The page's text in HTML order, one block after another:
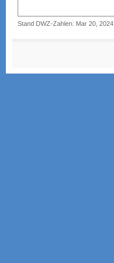
Stand DWZ-Zahlen: Mar 20, 2024